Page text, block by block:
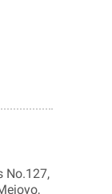
No.127,